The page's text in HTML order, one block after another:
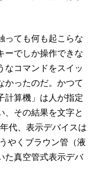
ても何も起こらな
ーでしか操作できな
なコマンドをスイッ
かったのだ。かつて
計算機」は人が指定
、その結果を文字と
代、表示デバイスは
やくブラウン管（液
た真空管式表示デバ